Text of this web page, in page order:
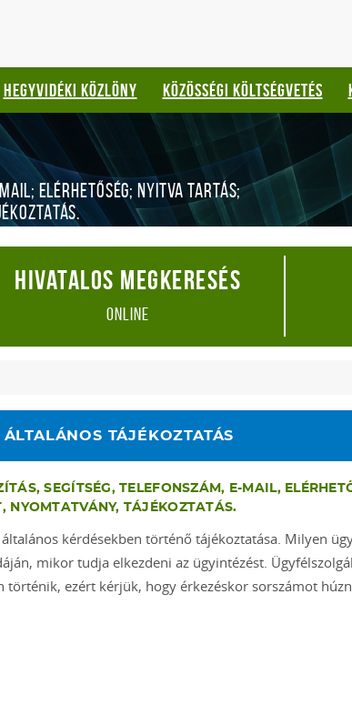
HEGYVIDÉKI KÖZLÖNY KÖZÖSSÉGI KÖLTSÉGVETÉS
ELÉRHETŐSÉG; NYITVA TARTÁS;
Hivatalos megkeresés
online
ÁLTALÁNOS TÁJÉKOZTATÁS
SEGÍTSÉG, TELEFONSZÁM, E-MAIL,
NYOMTATVÁNY, TÁJÉKOZTATÁS.
kérdésekben történő tájékoztatása. Milyen
mikor tudja elkezdeni az ügyintézést.
történik, ezért kérjük, hogy érkezéskor sorszámot